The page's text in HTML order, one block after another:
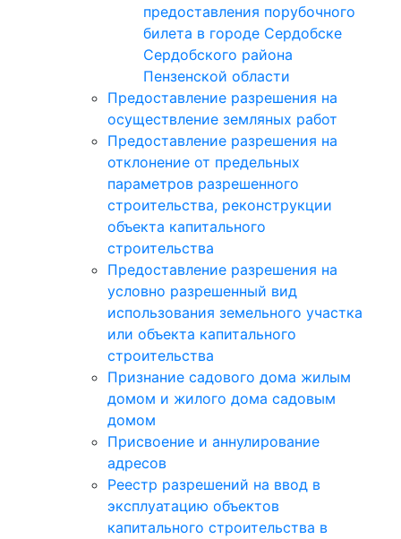
предоставления порубочного
билета в городе Сердобске
Сердобского района
Пензенской области
Предоставление разрешения на
осуществление земляных работ
Предоставление разрешения на
отклонение от предельных
параметров разрешенного
строительства, реконструкции
объекта капитального
строительства
Предоставление разрешения на
условно разрешенный вид
использования земельного участка
или объекта капитального
строительства
Признание садового дома жилым
домом и жилого дома садовым
домом
Присвоение и аннулирование
адресов
Реестр разрешений на ввод в
эксплуатацию объектов
капитального строительства в